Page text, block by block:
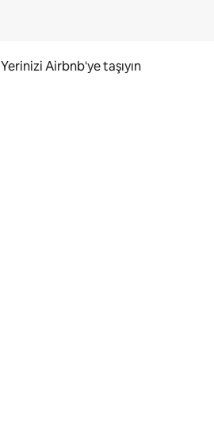
Yerinizi Airbnb'ye taşıyın